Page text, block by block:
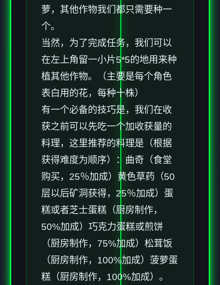
萝，其他作物我们都只需要种一
个。
当然，为了完成任务，我们可以
在左上角留一小片5*5的地用来种
植其他作物。（主要是每个角色
表白用的花，每种十株）
有一个必备的技巧是，我们在收
获之前可以先吃一个加收获量的
料理，这里推荐的料理是（根据
获得难度为顺序）：曲奇（食堂
购买，25％加成）黄色草药（50
层以后矿洞获得，25％加成）蛋
糕或者芝士蛋糕（厨房制作，
50%加成）巧克力蛋糕或煎饼
（厨房制作，75%加成）松茸饭
（厨房制作，100%加成）菠萝蛋
糕（厨房制作，100%加成）。